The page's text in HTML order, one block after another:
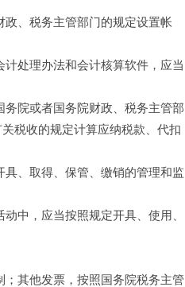
、税务主管部门的规定设置帐
处理办法和会计核算软件，应当
院或者国务院财政、税务主管部
税收的规定计算应纳税款、代扣
、取得、保管、缴销的管理和监
中，应当按照规定开具、使用、
其他发票，按照国务院税务主管